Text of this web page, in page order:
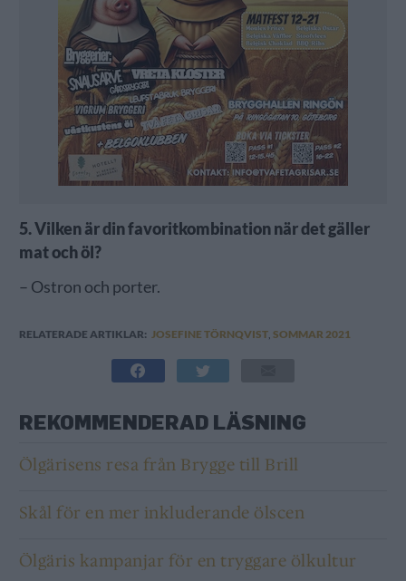
5. Vilken är din favoritkombination när det gäller
mat och öl?
– Ostron och porter.
RELATERADE ARTIKLAR: JOSEFINE TÖRNQVIST, SOMMAR 2021
REKOMMENDERAD LÄSNING
Ölgärisens resa från Brygge till Brill
Skål för en mer inkluderande ölscen
Ölgäris kampanjar för en tryggare ölkultur